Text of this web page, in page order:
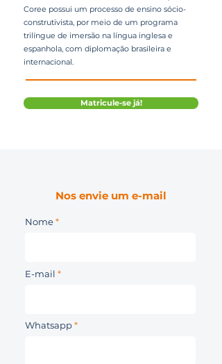
Coree possui um processo de ensino sócio-
construtivista, por meio de um programa
trilíngue de imersão na língua inglesa e
espanhola, com diplomação brasileira e
internacional.
Matricule-se já!
Nos envie um e-mail
Nome
E-mail
Whatsapp